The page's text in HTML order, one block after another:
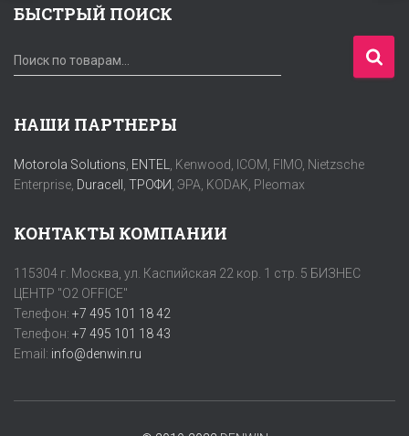
БЫСТРЫЙ ПОИСК
И
с
т
:
Поиск по товарам…
НАШИ ПАРТНЕРЫ
Motorola Solutions ENTEL
, Kenwood, ICOM, FIMO, Nietzsche
Enterprise, Duracell ТРОФИ , ЭРА, KODAK, Pleomax
КОНТАКТЫ КОМПАНИИ
115304 г. Москва, ул. Каспийская 22 кор. 1 стр. 5 БИЗНЕС
ЦЕНТР "O2 OFFICE"
Телефон: +7 495 101 18 42
Телефон: +7 495 101 18 43
Email: info@denwin.ru